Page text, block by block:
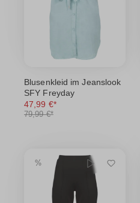
Blusenkleid im Jeanslook
SFY Freyday
47,99 €*
79,99 €*